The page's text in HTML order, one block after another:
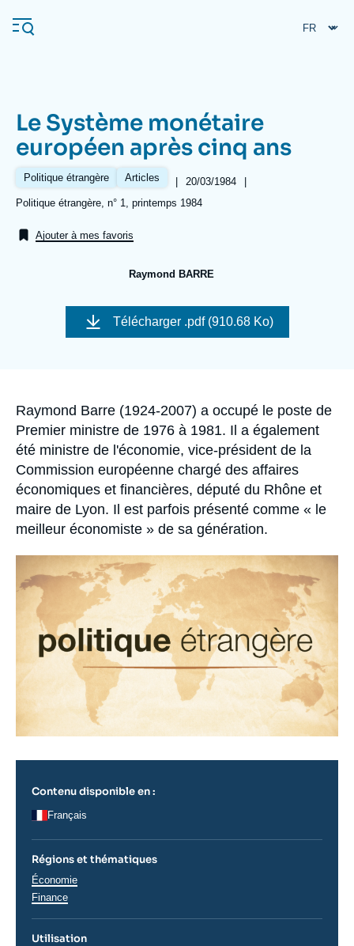
au
contenu
Navigation
principale
L'Ifri
Analyses
Le Système monétaire
européen après cinq ans
Politique étrangère Articles |
Date
de
20/03/1984
|
Références
Politique étrangère, n° 1, printemps 1984
Ajouter à mes favoris
Raymond BARRE
Image
couverture
Télécharger .pdf (910.68 Ko)
Accroche
Raymond Barre (1924-2007) a occupé le poste de
Premier ministre de 1976 à 1981. Il a également
été ministre de l'économie, vice-président de la
Commission européenne chargé des affaires
économiques et financières, député du Rhône et
maire de Lyon. Il est parfois présenté comme « le
meilleur économiste » de sa génération.
principale
Contenu disponible en :
Français
Régions et thématiques
Thématiques
analyses
Économie
Finance
Utilisation